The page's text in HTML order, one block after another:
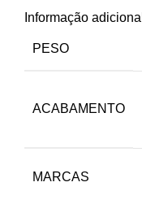
Informação adicional
PESO
ACABAMENTO
MARCAS